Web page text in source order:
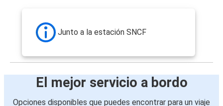
Junto a la estación SNCF
El mejor servicio a bordo
Opciones disponibles que puedes encontrar para un viaje